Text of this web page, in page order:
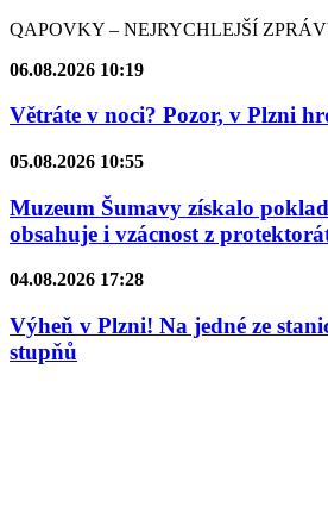
QAPOVKY – NEJRYCHLEJŠÍ
06.08.2026 10:19
Větráte v noci? Pozor, v Plzni
05.08.2026 10:55
Muzeum Šumavy získalo
obsahuje i vzácnost z
04.08.2026 17:28
Výheň v Plzni! Na jedné ze
stupňů